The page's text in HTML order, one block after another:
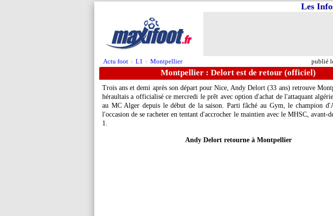
Actu foot > L1 > Montpellier publié
Les
Montpellier : Delort est de retour (officiel)
Trois ans et demi après son départ pour Nice, Andy Delort (33 ans) retrouve
héraultais a officialisé ce mercredi le prêt avec option d'achat de l'attaquant
au MC Alger depuis le début de la saison. Parti fâché au Gym, le champion
l'occasion de se racheter en tentant d'accrocher le maintien avec le MHSC, avant-
1.
Andy Delort retourne à Montpellier